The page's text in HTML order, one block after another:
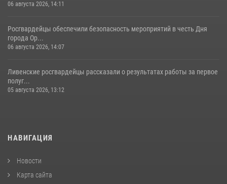
06 августа 2026, 14:11
Росгвардейцы обеспечили безопасность мероприятий в честь Дня
города Ор...
06 августа 2026, 14:07
Ливенские росгвардейцы рассказали о результатах работы за первое
полуг...
05 августа 2026, 13:12
НАВИГАЦИЯ
Новости
Карта сайта